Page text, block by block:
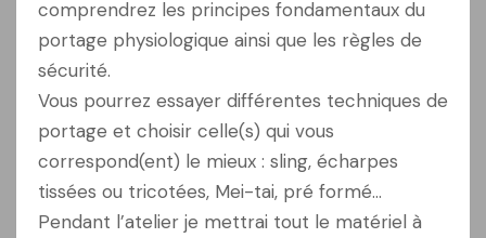
comprendrez les principes fondamentaux du
portage physiologique ainsi que les règles de
sécurité.
Vous pourrez essayer différentes techniques de
portage et choisir celle(s) qui vous
correspond(ent) le mieux : sling, écharpes
tissées ou tricotées, Mei-tai, pré formé…
Pendant l’atelier je mettrai tout le matériel à